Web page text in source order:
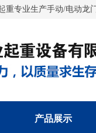
重专业生产手动/电动
产品展示